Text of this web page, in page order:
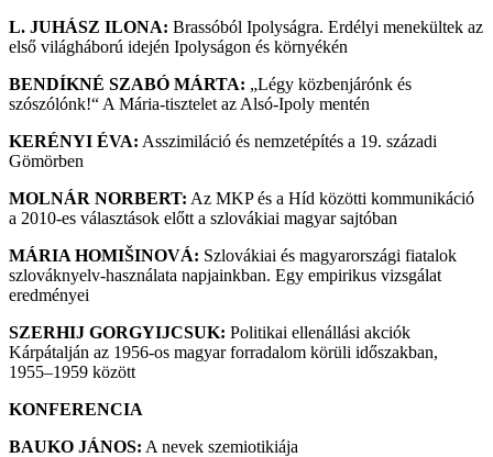
L. JUHÁSZ ILONA: Brassóból Ipolyságra. Erdélyi menekültek az
első világháború idején Ipolyságon és környékén
BENDÍKNÉ SZABÓ MÁRTA: „Légy közbenjárónk és
szószólónk!“ A Mária-tisztelet az Alsó-Ipoly mentén
KERÉNYI ÉVA: Asszimiláció és nemzetépítés a 19. századi
Gömörben
MOLNÁR NORBERT: Az MKP és a Híd közötti kommunikáció
a 2010-es választások előtt a szlovákiai magyar sajtóban
MÁRIA HOMIŠINOVÁ: Szlovákiai és magyarországi fiatalok
szlováknyelv-használata napjainkban. Egy empirikus vizsgálat
eredményei
SZERHIJ GORGYIJCSUK: Politikai ellenállási akciók
Kárpátalján az 1956-os magyar forradalom körüli időszakban,
1955–1959 között
KONFERENCIA
BAUKO JÁNOS: A nevek szemiotikiája